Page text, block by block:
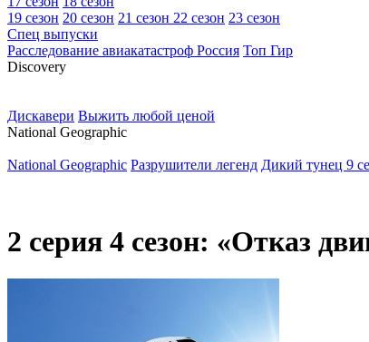
19 сезон 20 сезон 21 сезон 22 сезон 23 сезон
Спец выпуски
Расследование авиакатастроф Россия Топ Гир
Discovery
Дискавери Выжить любой ценой
National Geographic
National Geographic Разрушители легенд Дикий тунец 9
2 серия 4 сезон: «Отказ